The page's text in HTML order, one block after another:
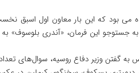
می بود که این بار معاون اول اسبق
جستوجو این فرمان، «آندری بلوسوف»
گفتن وزیر دفاع روسیه، سوال‌های